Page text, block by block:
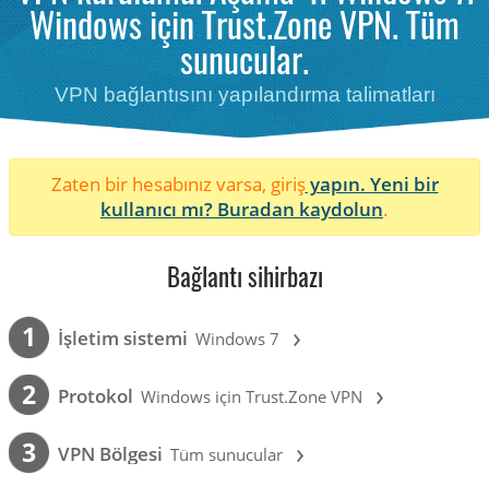
Windows için Trust.Zone VPN. Tüm
sunucular.
VPN bağlantısını yapılandırma talimatları
Zaten bir hesabınız varsa, girişyapın. Yeni bir
kullanıcı mı? Buradan kaydolun.
Bağlantı sihirbazı
1 İşletim sistemi Windows 7 ›
2 Protokol Windows için Trust.Zone VPN ›
3 VPN Bölgesi Tüm sunucular ›